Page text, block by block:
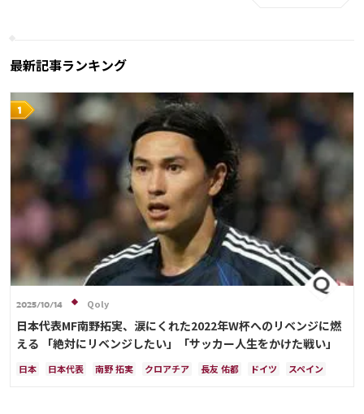
最新記事ランキング
2025/10/14 Qoly
日本代表MF南野拓実、涙にくれた2022年W杯へのリベンジに燃
える 「絶対にリベンジしたい」「サッカー人生をかけた戦い」
日本 日本代表 南野 拓実 クロアチア 長友 佑都 ドイツ
スペイン